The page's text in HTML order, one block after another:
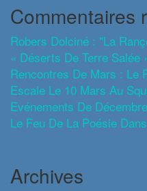
Commentaires
Robers Dolciné : "La
« Déserts De Terre Salée
Rencontres De Mars : Le
Escale Le 10 Mars Au
Evénements De
Le Feu De La Poésie
Archives